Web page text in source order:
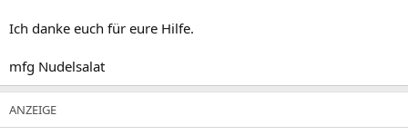
Ich danke euch für eure Hilfe.
mfg Nudelsalat